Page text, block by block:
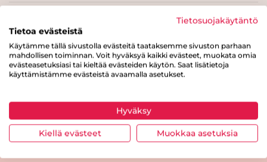
Tulosta sivu Jaa tuote
Tietosuojakäytäntö
Tietoa evästeistä
Käytämme tällä sivustolla evästeitä taataksemme sivuston parhaan
mahdollisen toiminnan. Voit hyväksyä kaikki evästeet, muokata omia
evästeasetuksiasi tai kieltää evästeiden käytön. Saat lisätietoja
käyttämistämme evästeistä avaamalla asetukset.
Hyväksy
Kiellä evästeet Muokkaa asetuksia